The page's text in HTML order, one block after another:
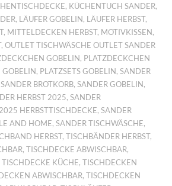
, KÜCHENTUCH SANDER,
, LÄUFER GOBELIN, LÄUFER HERBST,
, MITTELDECKEN HERBST, MOTIVKISSEN,
,OUTLET TISCHWÄSCHE OUTLET SANDER
GOBELIN, PLATZDECKCHEN
GOBELIN, PLATZSETS GOBELIN,SANDER
SANDER BROTKORB,SANDER GOBELIN,
HERBST 2025,SANDER
HERBSTTISCHDECKE,SANDER
AND HOME,SANDER TISCHWÄSCHE,
HERBST,TISCHBÄNDER HERBST,
,TISCHDECKE ABWISCHBAR,
TISCHDECKE KÜCHE,TISCHDECKEN
ABWISCHBAR,TISCHDECKEN